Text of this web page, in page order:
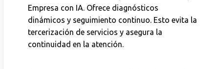
Empresa con IA. Ofrece diagnósticos
dinámicos y seguimiento continuo. Esto evita la
tercerización de servicios y asegura la
continuidad en la atención.